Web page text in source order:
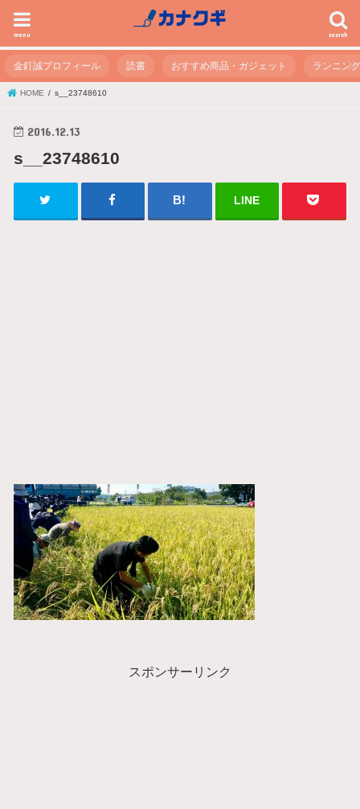
search
menu
金釘誠プロフィール 読書 おすすめ商品・ガジェット ランニング
HOME s__23748610
2016.12.13
s__23748610
LINE
スポンサーリンク